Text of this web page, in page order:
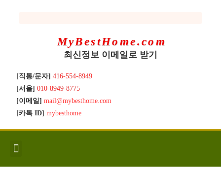
MyBestHome.com
최신정보 이메일로 받기
[직통/문자] 416-554-8949
[서울] 010-8949-8775
[이메일] mail@mybesthome.com
[카톡 ID] mybesthome